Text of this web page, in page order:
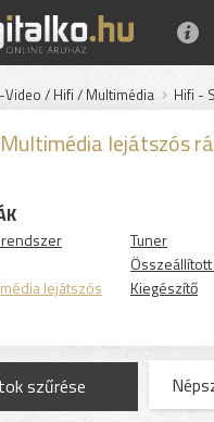
Video / Hifi / Multimédia Hifi -
lejátszós
lejátszós
Tuner
Kiegészítő
szűrése